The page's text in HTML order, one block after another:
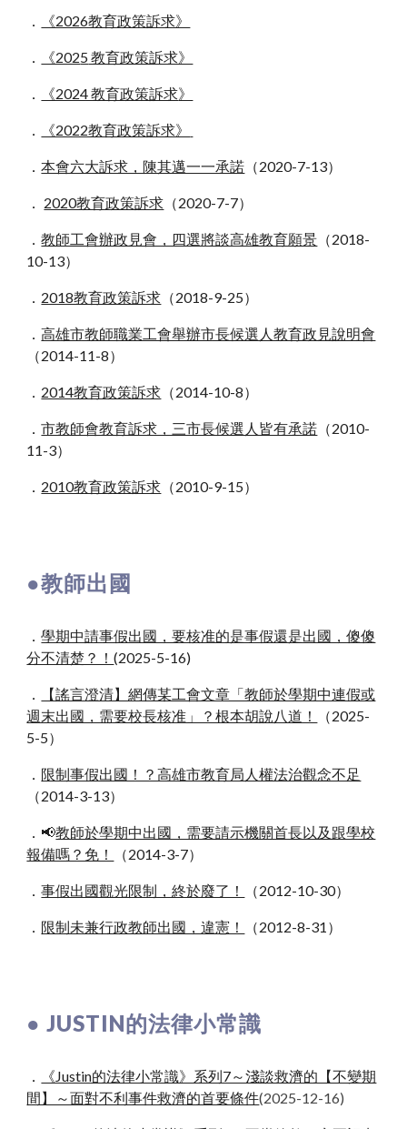
． 《2026教育政策訴求》
． 《2025教育政策訴求》
． 《2024 教育政策訴求》
． 《2022教育政策訴求》
．本會六大訴求，陳其邁一一承諾 （2020-7-13）
． 2020教育政策訴求 （2020-7-7）
．教師工會辦政見會，四選將談高雄教育願景 （2018-
10-13）
． 2018教育政策訴求 （2018-9-25）
．高雄市教師職業工會舉辦市長候選人教育政見說明會
（2014-11-8）
． 2014教育政策訴求 （2014-10-8）
．市教師會教育訴求，三市長候選人皆有承諾 （2010-
11-3）
． 2010教育政策訴求 （2010-9-15）
●教師出國
．學期中請事假出國，要核准的是事假還是出國，傻傻
分不清楚？！(2025-5-16)
．
【謠言澄清】網傳某工會文章「教師於學期中連假或
週末出國，需要校長核准」？根本胡說八道！
（2025-
5-5）
． 限制事假出國！？高雄市教育局人權法治觀念不足
（2014-3-13）
．📢教師於學期中出國，需要請示機關首長以及跟學校
報備嗎？免！
（2014-3-7）
．事假出國觀光限制，終於廢了！ （2012-10-30）
． 限制未兼行政教師出國，違憲！ （2012-8-31）
● JUSTIN的法律小常識
．
《Justin的法律小常識》系列7～淺談救濟的【不變期
間】～面對不利事件救濟的首要條件(2025-12-16)